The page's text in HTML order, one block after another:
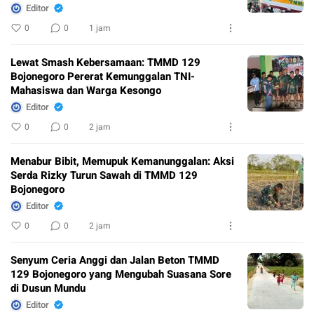
Editor
0 0 1 jam
Lewat Smash Kebersamaan: TMMD 129
Bojonegoro Pererat Kemunggalan TNI-
Mahasiswa dan Warga Kesongo
Editor
0 0 2 jam
Menabur Bibit, Memupuk Kemanunggalan: Aksi
Serda Rizky Turun Sawah di TMMD 129
Bojonegoro
Editor
0 0 2 jam
Senyum Ceria Anggi dan Jalan Beton TMMD
129 Bojonegoro yang Mengubah Suasana Sore
di Dusun Mundu
Editor